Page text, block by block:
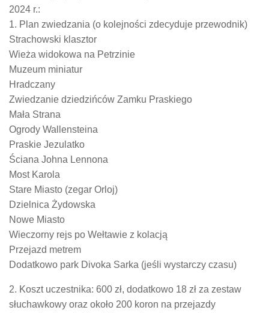
2024 r.:
1. Plan zwiedzania (o kolejności zdecyduje przewodnik)
Strachowski klasztor
Wieża widokowa na Petrzinie
Muzeum miniatur
Hradczany
Zwiedzanie dziedzińców Zamku Praskiego
Mała Strana
Ogrody Wallensteina
Praskie Jezulatko
Ściana Johna Lennona
Most Karola
Stare Miasto (zegar Orloj)
Dzielnica Żydowska
Nowe Miasto
Wieczorny rejs po Wełtawie z kolacją
Przejazd metrem
Dodatkowo park Divoka Sarka (jeśli wystarczy czasu)
2. Koszt uczestnika: 600 zł, dodatkowo 18 zł za zestaw
słuchawkowy oraz około 200 koron na przejazdy